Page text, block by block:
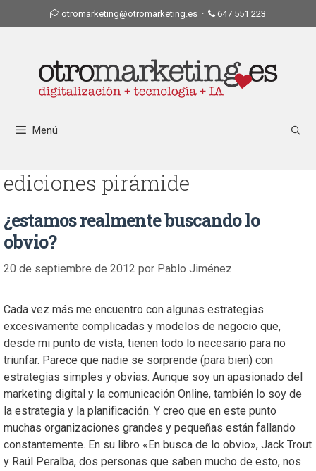
otromarketing@otromarketing.es · 647 551 223
Menú
ediciones pirámide
¿estamos realmente buscando lo
obvio?
20 de septiembre de 2012 por Pablo Jiménez
Cada vez más me encuentro con algunas estrategias
excesivamente complicadas y modelos de negocio que,
desde mi punto de vista, tienen todo lo necesario para no
triunfar. Parece que nadie se sorprende (para bien) con
estrategias simples y obvias. Aunque soy un apasionado del
marketing digital y la comunicación Online, también lo soy de
la estrategia y la planificación. Y creo que en este punto
muchas organizaciones grandes y pequeñas están fallando
constantemente. En su libro «En busca de lo obvio», Jack Trout
y Raúl Peralba, dos personas que saben mucho de esto, nos